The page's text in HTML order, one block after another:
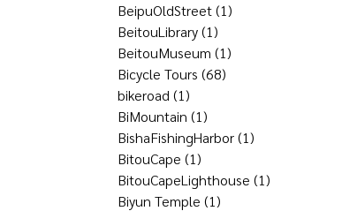
BeipuOldStreet(1)
BeitouLibrary(1)
BeitouMuseum (1)
Bicycle Tours (68)
bikeroad (1)
BiMountain (1)
BishaFishingHarbor(1)
BitouCape (1)
BitouCapeLighthouse (1)
Biyun Temple (1)